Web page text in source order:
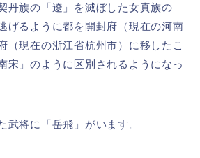
丹族の「遼」を滅ぼした女真族の
げるように都を開封府（現在の河南
（現在の浙江省杭州市）に移したこ
宋」のように区別されるようになっ
武将に「岳飛」がいます。